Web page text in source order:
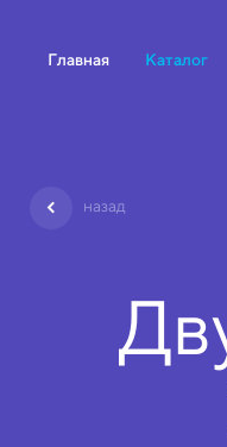
Главная Каталог
назад